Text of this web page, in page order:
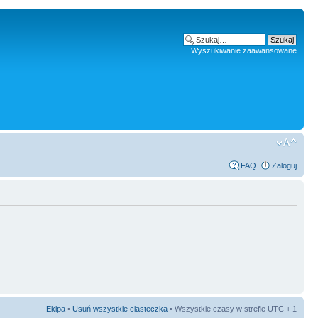
Wyszukiwanie zaawansowane
FAQ Zaloguj
Ekipa • Usuń wszystkie ciasteczka • Wszystkie czasy w strefie UTC + 1